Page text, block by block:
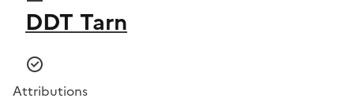
DDT Tarn
Attributions